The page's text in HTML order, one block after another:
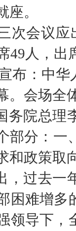
。
会议应
49人，出
：中华
。会场全
院总理
部分：一
和政策取
过去一
困难增
领导下